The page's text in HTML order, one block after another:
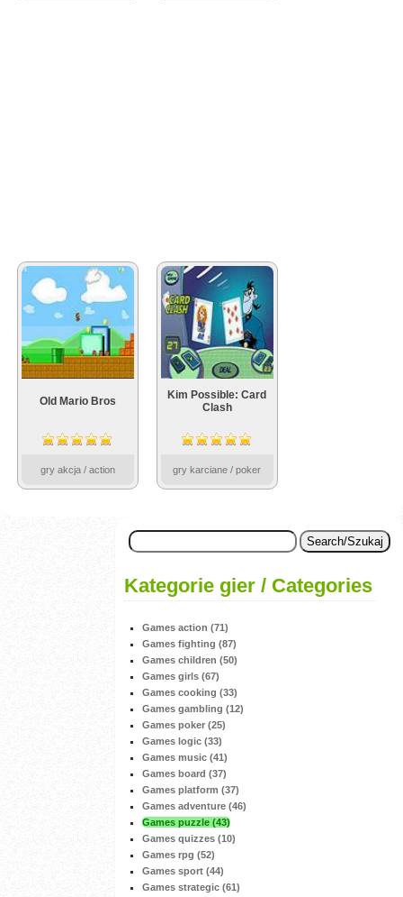
Old Mario Bros
gry akcja / action
Kim Possible: Card
Clash
gry karciane / poker
Kategorie gier / Categories
Games action (71)
Games fighting (87)
Games children (50)
Games girls (67)
Games cooking (33)
Games gambling (12)
Games poker (25)
Games logic (33)
Games music (41)
Games board (37)
Games platform (37)
Games adventure (46)
Games puzzle (43)
Games quizzes (10)
Games rpg (52)
Games sport (44)
Games strategic (61)